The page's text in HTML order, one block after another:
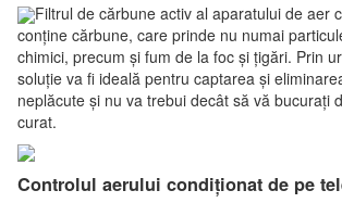
Filtrul de cărbune activ al aparatului de aer
conține cărbune, care prinde nu numai
chimici, precum și fum de la foc și țigări. Prin
soluție va fi ideală pentru captarea și
neplăcute și nu va trebui decât să vă bucurați
curat.
Controlul aerului condiționat de pe